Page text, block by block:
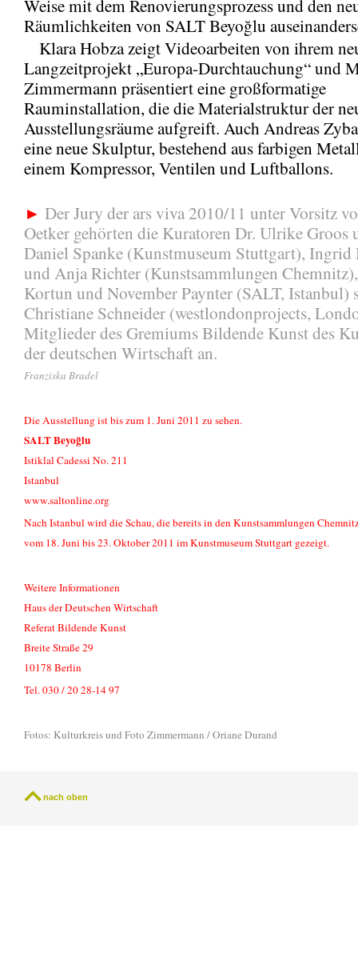
Weise mit dem Renovierungsprozess und den
Räumlichkeiten von SALT Beyoğlu
Klara Hobza zeigt Videoarbeiten von ihrem
Langzeitprojekt „Europa-Durchtauchung“ und
Zimmermann präsentiert eine großformatige
Rauminstallation, die die Materialstruktur der
Ausstellungsräume aufgreift. Auch Andreas
eine neue Skulptur, bestehend aus farbigen
einem Kompressor, Ventilen und Luftballons.
► Der Jury der ars viva 2010/11 unter Vorsitz
Oetker gehörten die Kuratoren Dr. Ulrike Groos
Daniel Spanke (Kunstmuseum Stuttgart), Ingrid
und Anja Richter (Kunstsammlungen
Kortun und November Paynter (SALT, Istanbul)
Christiane Schneider (westlondonprojects,
Mitglieder des Gremiums Bildende Kunst des
der deutschen Wirtschaft an.
Franziska Bradel
Die Ausstellung ist bis zum 1. Juni 2011 zu sehen.
SALT Beyoğlu
Istiklal Cadessi No. 211
Istanbul
www.saltonline.org
Nach Istanbul wird die Schau, die bereits in den Kunstsammlungen
vom 18. Juni bis 23. Oktober 2011 im Kunstmuseum Stuttgart gezeigt.
Weitere Informationen
Haus der Deutschen Wirtschaft
Referat Bildende Kunst
Breite Straße 29
10178 Berlin
Tel. 030 / 20 28-14 97
Fotos: Kulturkreis und Foto Zimmermann / Oriane Durand
nach oben